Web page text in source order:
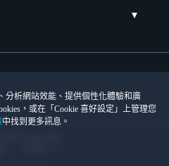
分析網站效能、提供個性化體驗和廣
，或在「Cookie 喜好設定」上管理您
中找到更多訊息。